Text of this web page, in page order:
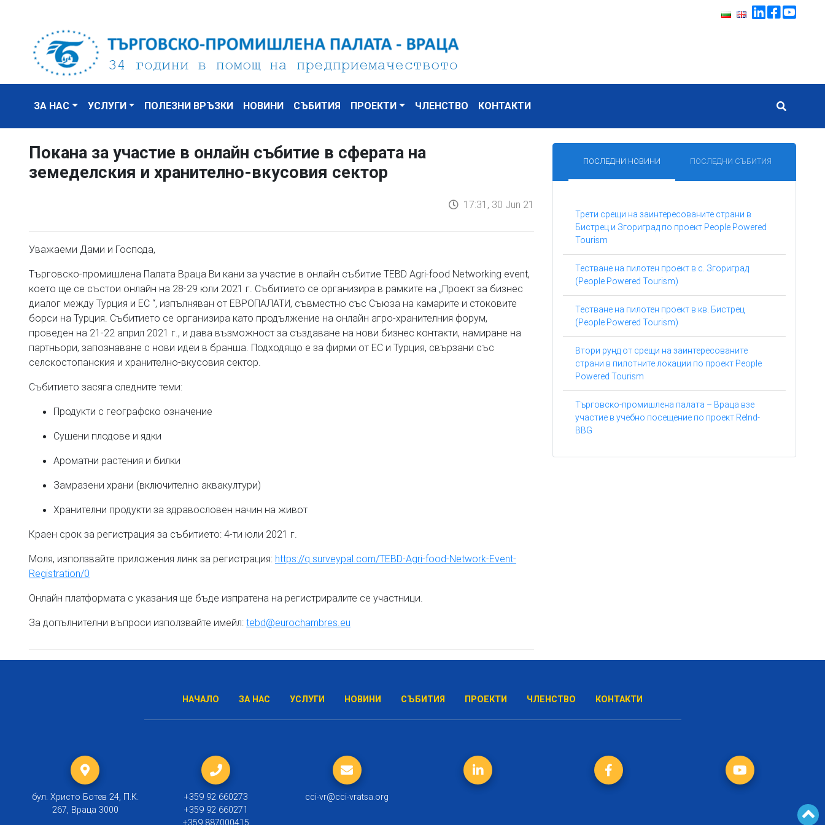
ЗА НАС УСЛУГИ ПОЛЕЗНИ ВРЪЗКИ НОВИНИ СЪБИТИЯ ПРОЕКТИ ЧЛЕНСТВО КОНТАКТИ
Покана за участие в онлайн събитие в сферата на
земеделския и хранително-вкусовия сектор
17:31, 30 Jun 21
Уважаеми Дами и Господа,
Търговско-промишлена Палата Враца Ви кани за участие в онлайн събитие TEBD Agri-food Networking event,
което ще се състои онлайн на 28-29 юли 2021 г. Събитието се организира в рамките на „Проект за бизнес
диалог между Турция и ЕС “, изпълняван от ЕВРОПАЛАТИ, съвместно със Съюза на камарите и стоковите
борси на Турция. Събитието се организира като продължение на онлайн агро-хранителния форум,
проведен на 21-22 април 2021 г., и дава възможност за създаване на нови бизнес контакти, намиране на
партньори, запознаване с нови идеи в бранша. Подходящо е за фирми от ЕС и Турция, свързани със
селскостопанския и хранително-вкусовия сектор.
Събитието засяга следните теми:
Продукти с географско означение
Сушени плодове и ядки
Ароматни растения и билки
Замразени храни (включително аквакултури)
Хранителни продукти за здравословен начин на живот
Краен срок за регистрация за събитието: 4-ти юли 2021 г.
Моля, използвайте приложения линк за регистрация: https://q.surveypal.com/TEBD-Agri-food-Network-Event-
Registration/0
Онлайн платформата с указания ще бъде изпратена на регистриралите се участници.
За допълнителни въпроси използвайте имейл: tebd@eurochambres.eu
ПОСЛЕДНИ НОВИНИ ПОСЛЕДНИ СЪБИТИЯ
Трети срещи на заинтересованите страни в
Бистрец и Згориград по проект People Powered
Tourism
Тестване на пилотен проект в с. Згориград
(People Powered Tourism)
Тестване на пилотен проект в кв. Бистрец
(People Powered Tourism)
Втори рунд от срещи на заинтересованите
страни в пилотните локации по проект People
Powered Tourism
Търговско-промишлена палата – Враца взе
участие в учебно посещение по проект ReInd-
BBG
НАЧАЛО ЗА НАС УСЛУГИ НОВИНИ СЪБИТИЯ ПРОЕКТИ ЧЛЕНСТВО КОНТАКТИ
бул. Христо Ботев 24, П.К.
267, Враца 3000
+359 92 660273
+359 92 660271
+359 887000415
cci-vr@cci-vratsa.org